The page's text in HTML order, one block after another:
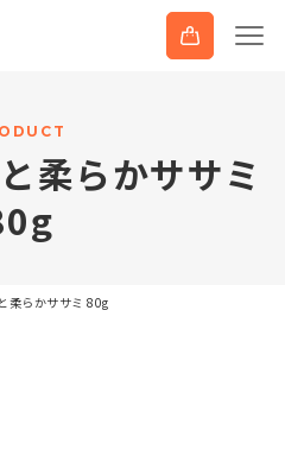
O D U C T
と柔らかササミ
0g
柔らかササミ 80g